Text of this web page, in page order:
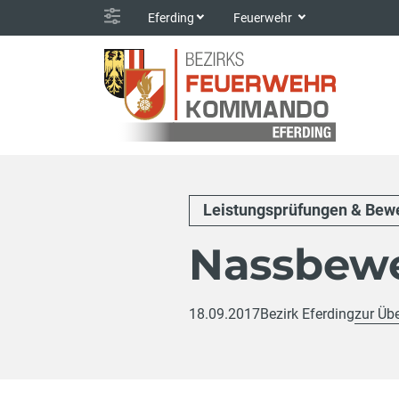
Eferding Feuerwehr
Leistungsprüfungen &
18.09.2017Bezirk Eferdingzur